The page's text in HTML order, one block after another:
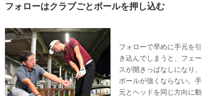
フォローはクラブごとボールを押し込む
フォローで早めに手元を引
き込んでしまうと、フェー
スが開きっぱなしになり、
ボールが強くならない。手
元とヘッドを同じ方向に動